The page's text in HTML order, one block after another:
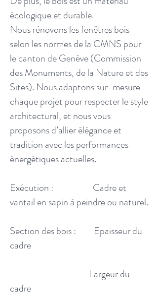
écologique et durable.
Nous rénovons les fenêtres bois
selon les normes de la CMNS pour
le canton de Genève (Commission
des Monuments, de la Nature et des
Sites). Nous adaptons sur-mesure
chaque projet pour respecter le style
architectural, et nous vous
proposons d’allier élégance et
tradition avec les performances
énergétiques actuelles.
Exécution : Cadre et
vantail en sapin à peindre ou naturel.
Section des bois : Epaisseur du
cadre
Largeur du
cadre